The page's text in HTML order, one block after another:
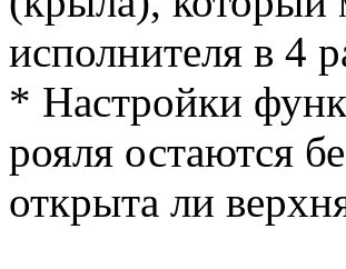
исполнителя в 4
* Настройки
рояля остаются
открыта ли